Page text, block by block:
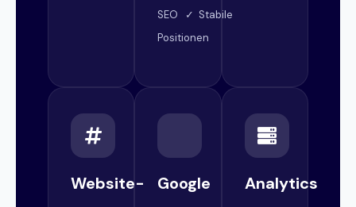
SEO ✓ Stabile
Positionen
Website- Google Analytics